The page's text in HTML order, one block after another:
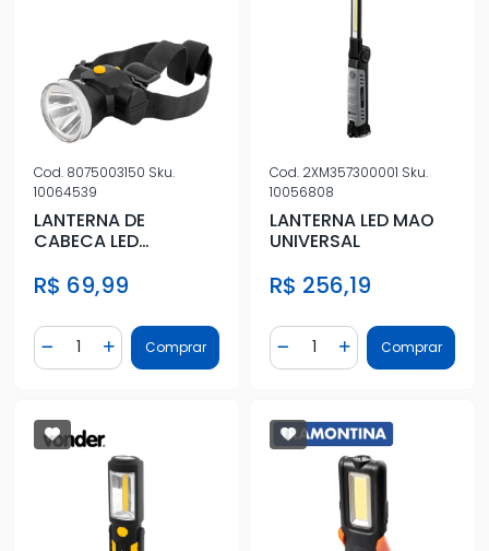
Cod. 8075003150 Sku.
10064539
LANTERNA DE
CABECA LED
R$ 69,99
Diminuir Quantidade
Quantidade
Adicionar Quantidade
Comprar
Cod. 2XM357300001 Sku.
10056808
LANTERNA LED MAO
UNIVERSAL
R$ 256,19
Diminuir Quantidade
Quantidade
AdicionarComprar